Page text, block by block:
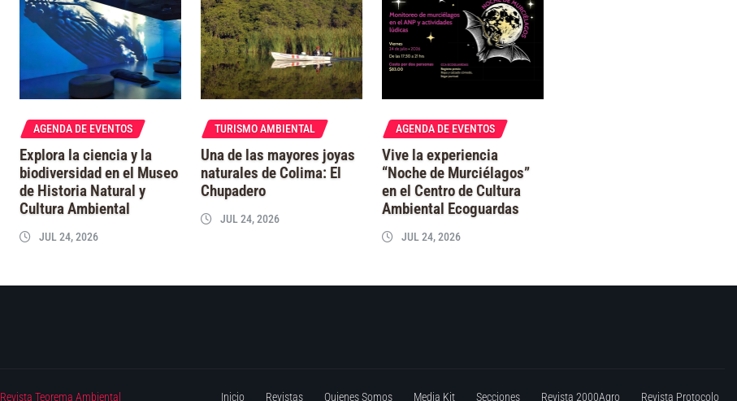
AGENDA DE EVENTOS
Explora la ciencia y la
biodiversidad en el Museo
de Historia Natural y
Cultura Ambiental
JUL 24, 2026
TURISMO AMBIENTAL
Una de las mayores joyas
naturales de Colima: El
Chupadero
JUL 24, 2026
AGENDA DE EVENTOS
Vive la experiencia
“Noche de Murciélagos”
en el Centro de Cultura
Ambiental Ecoguardas
JUL 24, 2026
Revista Teorema Ambiental Inicio Revistas Quienes Somos Media Kit Secciones Revista 2000Agro Revista Protocolo